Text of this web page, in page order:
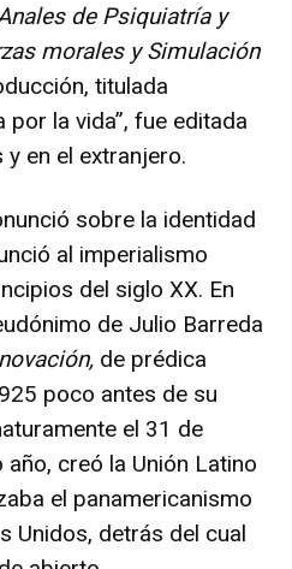
de Psiquiatría y
morales y Simulación
titulada
por la vida”, fue editada
en el extranjero.
sobre la identidad
al imperialismo
del siglo XX. En
de Julio Barreda
de prédica
poco antes de su
el 31 de
creó la Unión Latino
el panamericanismo
Unidos, detrás del cual